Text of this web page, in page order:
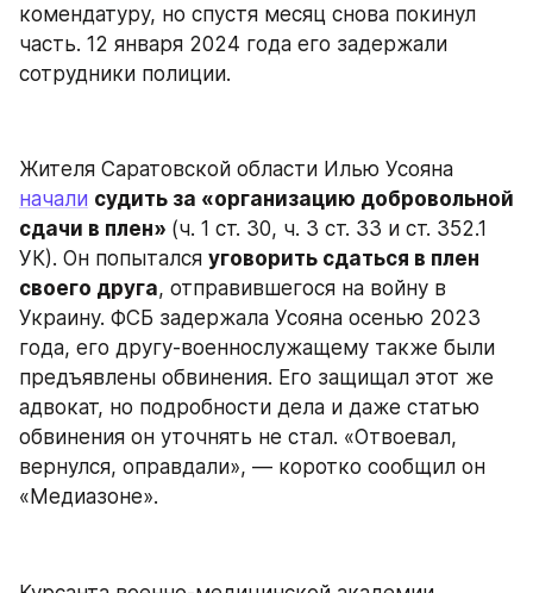
комендатуру, но спустя месяц снова покинул
часть. 12 января 2024 года его задержали
сотрудники полиции.
начали судить за «организацию добровольной
сдачи в плен» (ч. 1 ст. 30, ч. 3 ст. 33 и ст. 352.1
УК). Он попытался уговорить сдаться в плен
своего друга, отправившегося на войну в
Украину. ФСБ задержала Усояна осенью 2023
года, его другу-военнослужащему также были
предъявлены обвинения. Его защищал этот же
адвокат, но подробности дела и даже статью
обвинения он уточнять не стал. «Отвоевал,
вернулся, оправдали», — коротко сообщил он
«Медиазоне».